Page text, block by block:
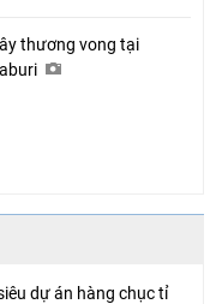
thương vong tại
dự án hàng chục tỉ